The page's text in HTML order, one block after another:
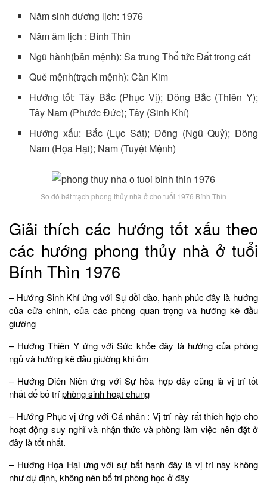
Năm sinh dương lịch: 1976
Năm âm lịch : Bính Thìn
Ngũ hành(bản mệnh): Sa trung Thổ tức Đất trong cát
Quẻ mệnh(trạch mệnh): Càn Kim
Hướng tốt: Tây Bắc (Phục Vị); Đông Bắc (Thiên Y);
Tây Nam (Phước Đức); Tây (Sinh Khí)
Hướng xấu: Bắc (Lục Sát); Đông (Ngũ Quỷ); Đông
Nam (Họa Hại); Nam (Tuyệt Mệnh)
Sơ đồ bát trạch phong thủy nhà ở cho tuổi 1976 Bính Thìn
Giải thích các hướng tốt xấu theo
các hướng phong thủy nhà ở tuổi
Bính Thìn 1976
– Hướng Sinh Khí ứng với Sự dồi dào, hạnh phúc đây là hướng
của cửa chính, của các phòng quan trọng và hướng kê đầu
giường
– Hướng Thiên Y ứng với Sức khỏe đây là hướng của phòng
ngủ và hướng kê đầu giường khi ốm
– Hướng Diên Niên ứng với Sự hòa hợp đây cũng là vị trí tốt
nhất để bố tríphòng sinh hoạt chung
– Hướng Phục vị ứng với Cá nhân : Vị trí này rất thích hợp cho
hoạt động suy nghĩ và nhận thức và phòng làm việc nên đặt ở
đây là tốt nhất.
– Hướng Họa Hại ứng với sự bất hạnh đây là vị trí này không
như dự định, không nên bố trí phòng học ở đây